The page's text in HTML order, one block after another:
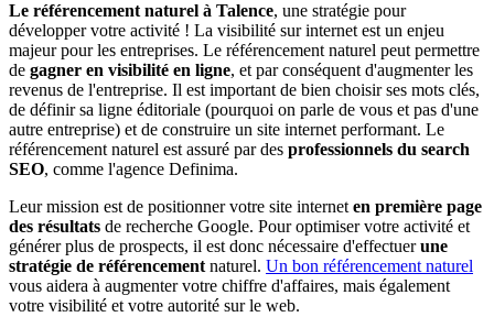
Le référencement naturel à Talence, une stratégie pour
développer votre activité ! La visibilité sur internet est un enjeu
majeur pour les entreprises. Le référencement naturel peut permettre
de gagner en visibilité en ligne, et par conséquent d'augmenter les
revenus de l'entreprise. Il est important de bien choisir ses mots clés,
de définir sa ligne éditoriale (pourquoi on parle de vous et pas d'une
autre entreprise) et de construire un site internet performant. Le
référencement naturel est assuré par des professionnels du search
SEO, comme l'agence Definima.
Leur mission est de positionner votre site internet en première page
des résultats de recherche Google. Pour optimiser votre activité et
générer plus de prospects, il est donc nécessaire d'effectuerune
stratégie de référencement naturel. Un bon référencement naturel
vous aidera à augmenter votre chiffre d'affaires, mais également
votre visibilité et votre autorité sur le web.